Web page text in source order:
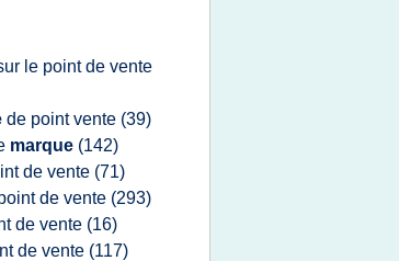
le pointde vente
de point vente (39)
marque (142)
de vente (71)
de vente (293)
de vente (16)
de vente (117)